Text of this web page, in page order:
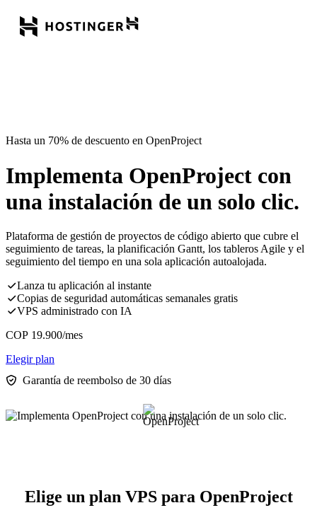
Hasta un 70% de descuento en OpenProject
Implementa OpenProject con
una instalación de un solo clic.
Plataforma de gestión de proyectos de código abierto que cubre el
seguimiento de tareas, la planificación Gantt, los tableros Agile y el
seguimiento del tiempo en una sola aplicación autoalojada.
Lanza tu aplicación al instante
Copias de seguridad automáticas semanales gratis
VPS administrado con IA
COP 19.900/mes
Elegir plan
Garantía de reembolso de 30 días
Elige un plan VPS para OpenProject